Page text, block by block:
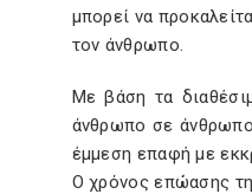
μπορεί να
τον άνθρωπο.
Με βάση τα
άνθρωπο σε
έμμεση επαφή με
Ο χρόνος επώασης